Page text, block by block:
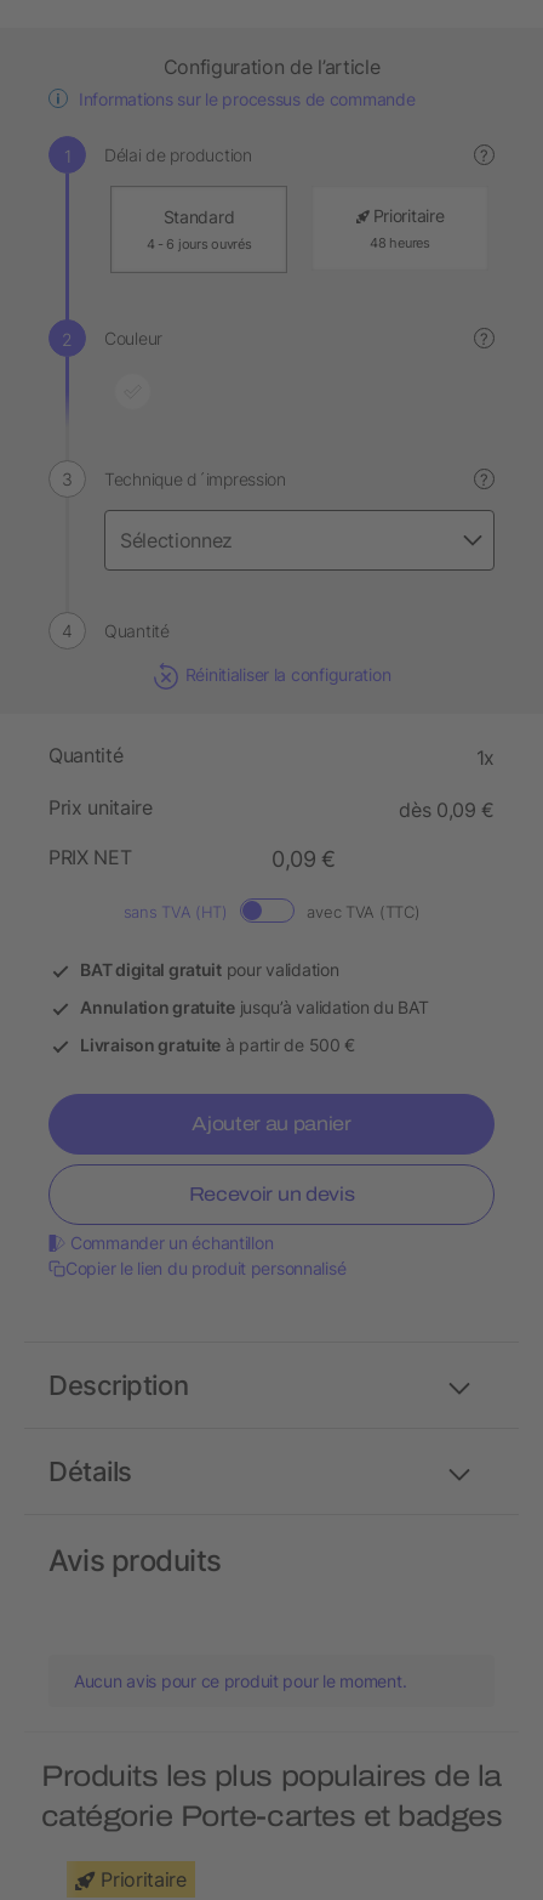
Configuration de l’article
Informations sur le processus de commande
Délai de production ?
Standard
4 - 6 jours ouvrés
Prioritaire
48 heures
Couleur ?
Technique d´impression ?
Quantité
Réinitialiser la configuration
Quantité 1x
Prix unitaire
dès 0,09 €
PRIX NET
0,09 €
sans TVA (HT) avec TVA (TTC)
BAT digital gratuitpour validation
Annulation gratuitejusqu’à validation du BAT
Livraison gratuite à partir de 500 €
Ajouter au panier
Recevoir un devis
Commander un échantillon
Copier le lien du produit personnalisé
Détails
Description
Avis produits
Aucun avis pour ce produit pour le moment.
Produits les plus populaires de la
catégorie Porte-cartes et badges
Prioritaire